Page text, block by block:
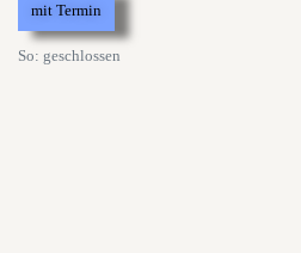
mit Termin
So: geschlossen